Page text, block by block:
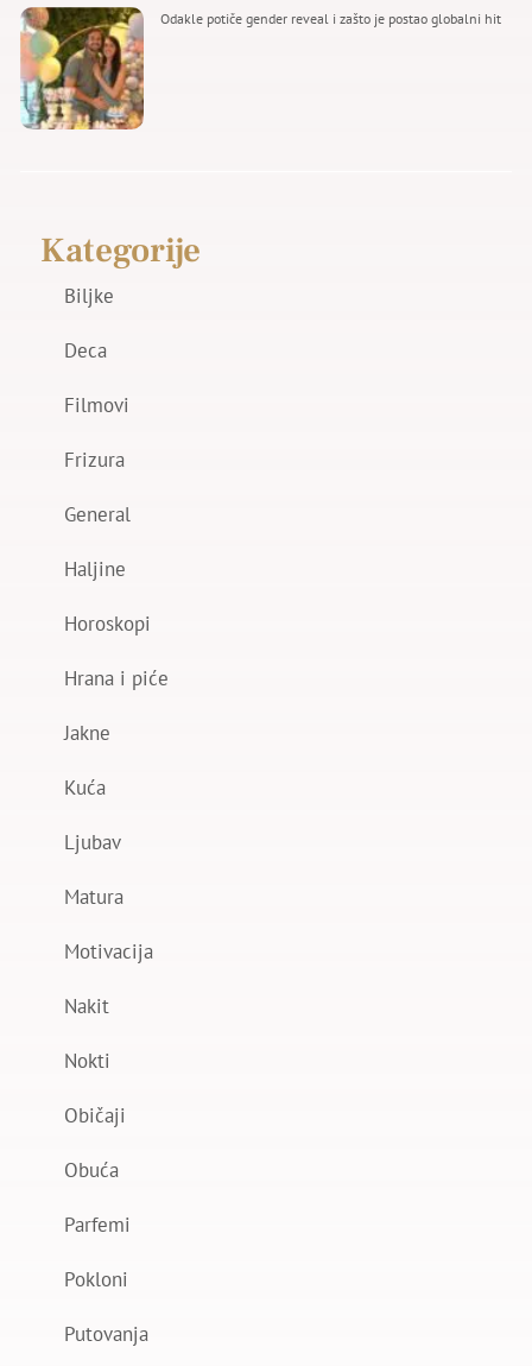
Odakle potiče gender reveal i zašto je postao globalni hit
Kategorije
Biljke
Deca
Filmovi
Frizura
General
Haljine
Horoskopi
Hrana i piće
Jakne
Kuća
Ljubav
Matura
Motivacija
Nakit
Nokti
Običaji
Obuća
Parfemi
Pokloni
Putovanja